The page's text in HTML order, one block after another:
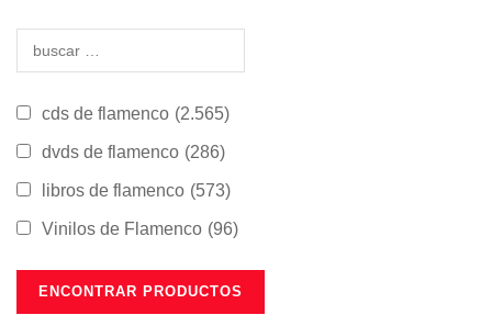
cds de flamenco (2.565)
dvds de flamenco (286)
libros de flamenco (573)
Vinilos de Flamenco (96)